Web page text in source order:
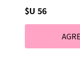
$U 56